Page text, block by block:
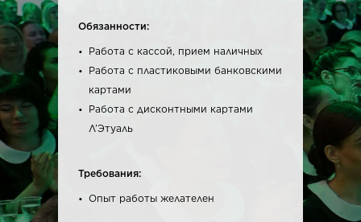
Обязанности:
Работа с кассой, прием наличных
Работа с пластиковыми банковскими
картами
Работа с дисконтными картами
Л’Этуаль
Требования:
Опыт работы желателен